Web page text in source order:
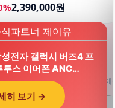
2,390,000원
, 이에 따른 일정액의 수수료를 제
전자 갤럭시 버즈4 프
투스 이어폰 ANC…
히 보기 →